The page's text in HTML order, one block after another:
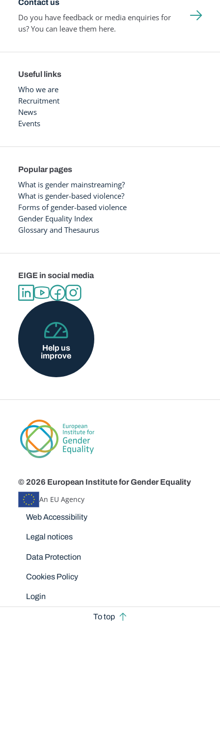
Contact us
Do you have feedback or media enquiries for
us? You can leave them here.
Useful links
Who we are
Recruitment
News
Events
Popular pages
What is gender mainstreaming?
What is gender-based violence?
Forms of gender-based violence
Gender Equality Index
Glossary and Thesaurus
EIGE in social media
Help us
improve
© 2026 European Institute for Gender Equality
An EU Agency
Disclaimers
Web Accessibility
Legal notices
Data Protection
Cookies Policy
Login
To top